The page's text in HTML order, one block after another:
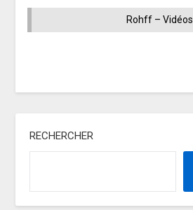
Rohff – Vidéos
RECHERCHER